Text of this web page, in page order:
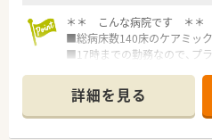
＊＊ こんな病院です ＊＊
■総病床数140床のケアミック
■17時までの勤務なので、プ
■24時間対応可能な院内保育
詳細を見る